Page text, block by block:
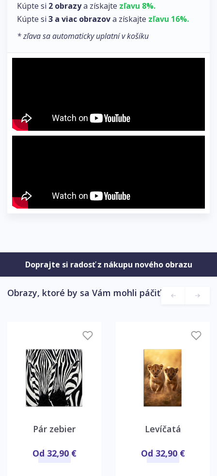
Kúpte si 2 obrazya získajte zľavu 8%.
Kúpte si 3 a viac obrazova získajte zľavu 16%.
* zľava sa automaticky uplatní v košíku
Doprajte si radosť z nákupu nového obrazu
Obrazy, ktoré by sa Vám mohli páčiť
Pár zebier
Od 32,90 €
Levíčatá
Od 32,90 €